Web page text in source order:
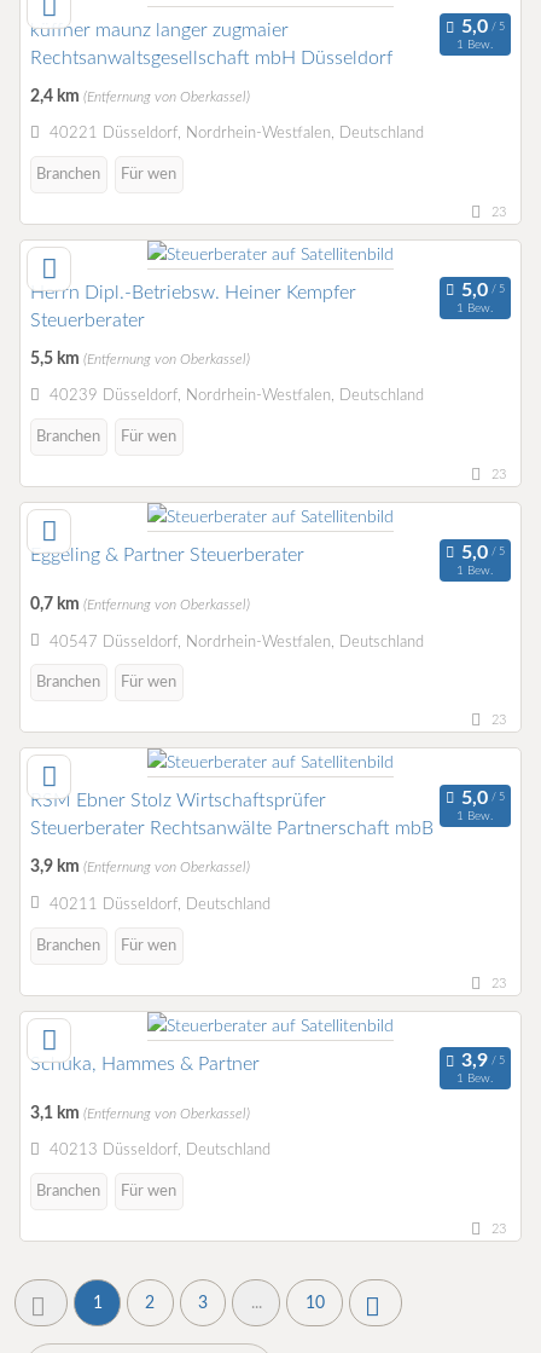
küffner maunz langer zugmaier
Rechtsanwaltsgesellschaft mbH Düsseldorf
1 Bew.
2,4 km (Entfernung von Oberkassel)
40221 Düsseldorf, Nordrhein-Westfalen, Deutschland
Branchen Für wen
23
Herrn Dipl.-Betriebsw. Heiner Kempfer
Steuerberater
1 Bew.
5,5 km (Entfernung von Oberkassel)
40239 Düsseldorf, Nordrhein-Westfalen, Deutschland
Branchen Für wen
23
Eggeling & Partner Steuerberater
1 Bew.
0,7 km (Entfernung von Oberkassel)
40547 Düsseldorf, Nordrhein-Westfalen, Deutschland
Branchen Für wen
23
RSM Ebner Stolz Wirtschaftsprüfer
Steuerberater Rechtsanwälte Partnerschaft mbB
1 Bew.
3,9 km (Entfernung von Oberkassel)
40211 Düsseldorf, Deutschland
Branchen Für wen
23
Schuka, Hammes & Partner
1 Bew.
3,1 km (Entfernung von Oberkassel)
40213 Düsseldorf, Deutschland
Branchen Für wen
23
1 2 3 ... 10